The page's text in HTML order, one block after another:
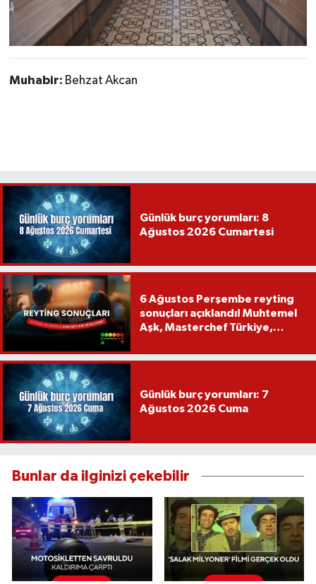
Muhabir: Behzat Akcan
Günlük burç yorumları: 8
Ağustos 2026 Cumartesi
6 Ağustos Perşembe reyting
sonuçları açıklandı! Muhtemel
Aşk, Masterchef Türkiye,
Günlük burç yorumları: 7
Ağustos 2026 Cuma
Bunlar da ilginizi çekebilir